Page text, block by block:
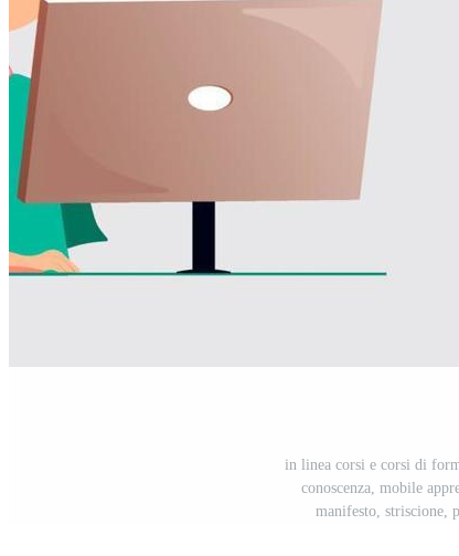
in linea corsi e corsi di
conoscenza, mobile
manifesto, striscione,